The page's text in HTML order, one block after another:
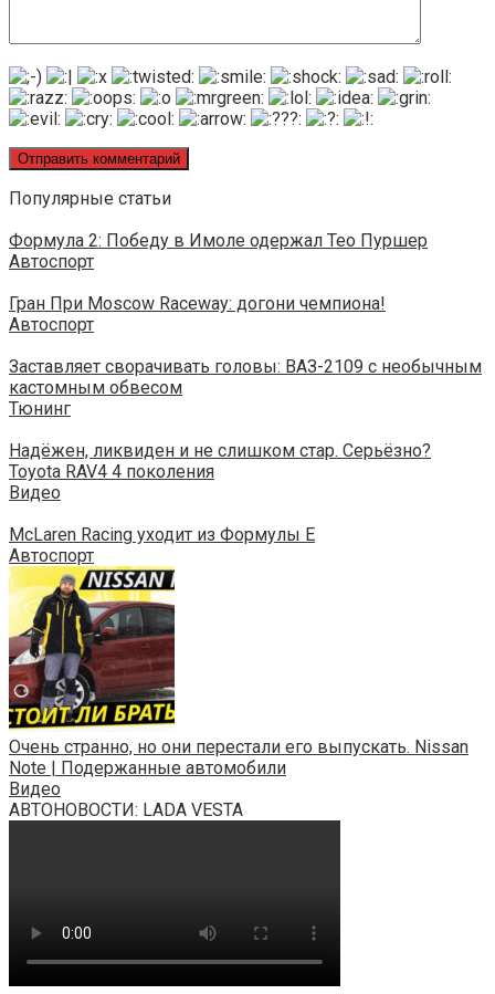
Популярные статьи
Формула 2: Победу в Имоле одержал Тео Пуршер
Автоспорт
Гран При Moscow Raceway: догони чемпиона!
Автоспорт
Заставляет сворачивать головы: ВАЗ-2109 с необычным
кастомным обвесом
Тюнинг
Надёжен, ликвиден и не слишком стар. Серьёзно?
Toyota RAV4 4 поколения
Видео
McLaren Racing уходит из Формулы E
Автоспорт
Очень странно, но они перестали его выпускать. Nissan
Note | Подержанные автомобили
Видео
АВТОНОВОСТИ: LADA VESTA